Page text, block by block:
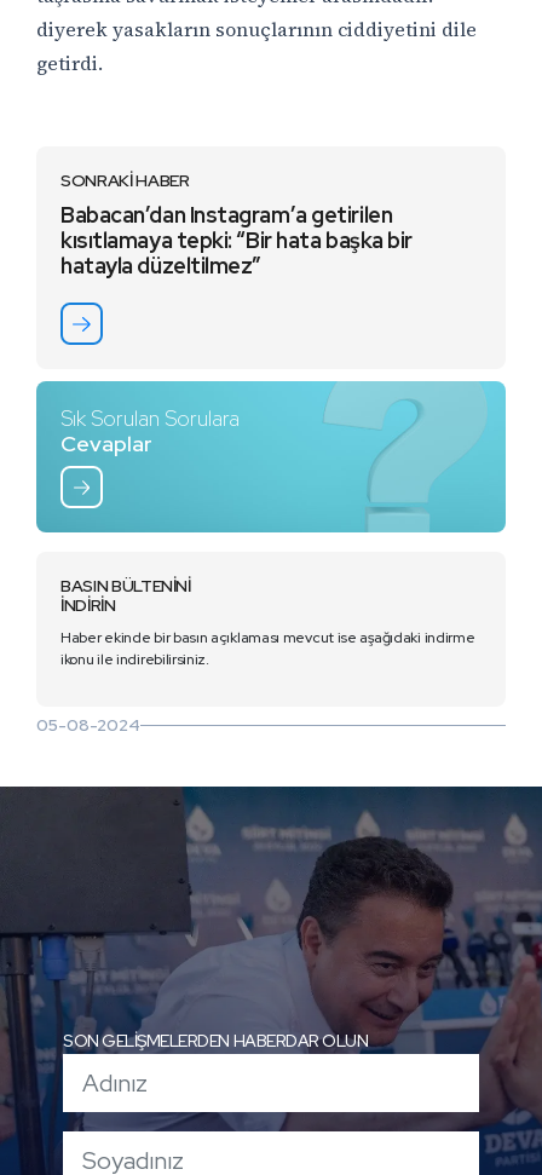
diyerek yasakların sonuçlarının ciddiyetini dile
getirdi.
SONRAKİ HABER
Babacan’dan Instagram’a getirilen
kısıtlamaya tepki: “Bir hata başka bir
hatayla düzeltilmez”
Sık Sorulan Sorulara
Cevaplar
BASIN BÜLTENİNİ
İNDİRİN
Haber ekinde bir basın açıklaması mevcut ise aşağıdaki indirme
ikonu ile indirebilirsiniz.
05-08-2024
SON GELİŞMELERDEN HABERDAR OLUN